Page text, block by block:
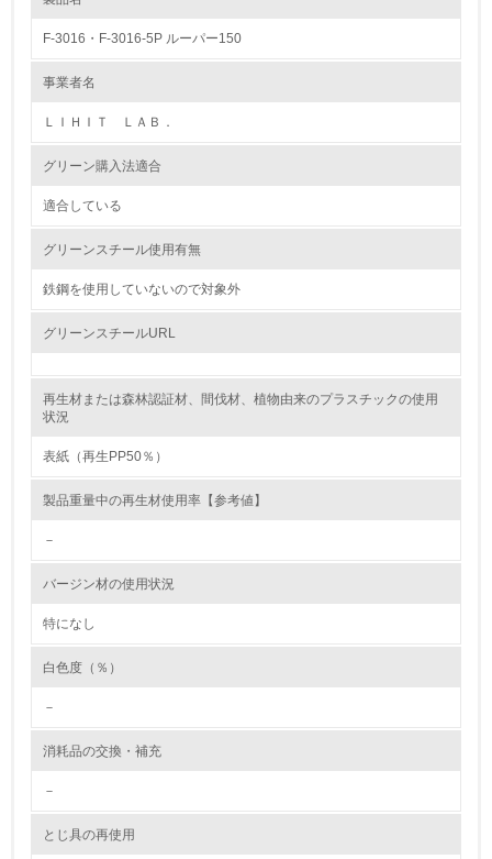
レベル2
環境取り組み体制と成果を定期的に検証して次の活動に活
境対策を理解し、実践している
環境活動に関する規格やプログラムを導入している
F-3016・F-3016-5P ルーパー150
事業者名
ＬＩＨＩＴ ＬＡＢ．
グリーン購入法適合
適合している
グリーンスチール使用有無
鉄鋼を使用していないので対象外
グリーンスチールURL
再生材または森林認証材、間伐材、植物由来のプラスチックの使用
状況
表紙（再生PP50％）
製品重量中の再生材使用率【参考値】
－
バージン材の使用状況
特になし
白色度（％）
－
消耗品の交換・補充
－
とじ具の再使用